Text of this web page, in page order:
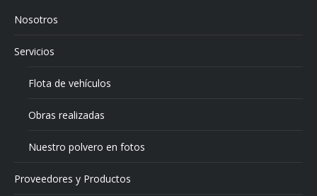
Nosotros
Servicios
Flota de vehículos
Obras realizadas
Nuestro polvero en fotos
Proveedores y Productos